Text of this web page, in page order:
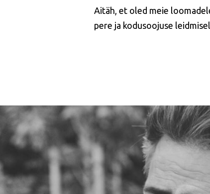
Aitäh, et oled meie
pere ja kodusoojuse